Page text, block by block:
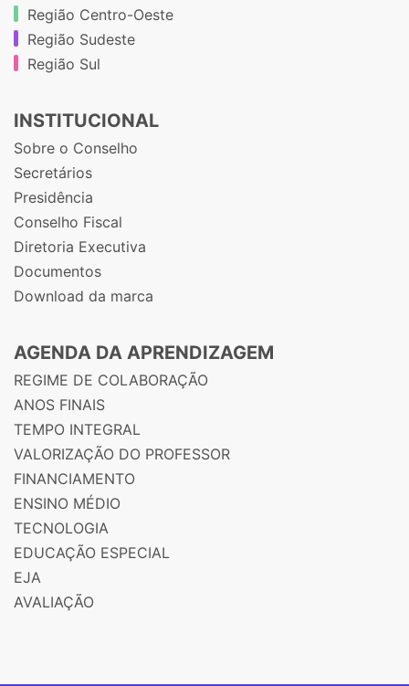
Região Centro-Oeste
Região Sudeste
Região Sul
INSTITUCIONAL
Sobre o Conselho
Secretários
Presidência
Conselho Fiscal
Diretoria Executiva
Documentos
Download da marca
AGENDA DA APRENDIZAGEM
REGIME DE COLABORAÇÃO
ANOS FINAIS
TEMPO INTEGRAL
VALORIZAÇÃO DO PROFESSOR
FINANCIAMENTO
ENSINO MÉDIO
TECNOLOGIA
EDUCAÇÃO ESPECIAL
EJA
AVALIAÇÃO